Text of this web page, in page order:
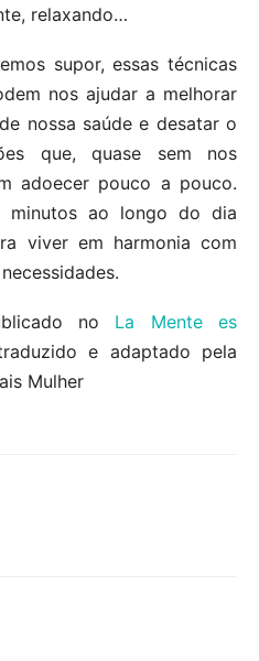
relaxando…
supor, essas técnicas
nos ajudar a melhorar
nossa saúde e desatar o
que, quase sem nos
adoecer pouco a pouco.
minutos ao longo do dia
viver em harmonia com
no La Mente es
e adaptado pela
Mulher